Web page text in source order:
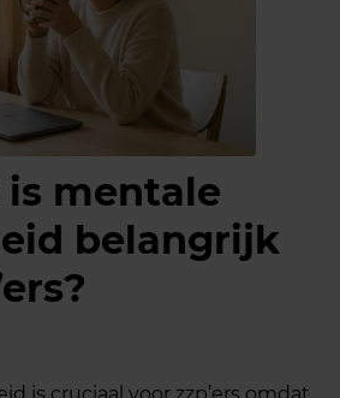
mentale
belangrijk